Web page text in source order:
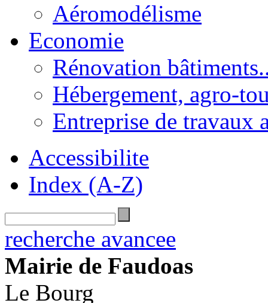
Aéromodélisme
Economie
Rénovation
Hébergement, agro-
Entreprise de travaux
Accessibilite
Index (A-Z)
recherche avancee
Mairie de Faudoas
Le Bourg